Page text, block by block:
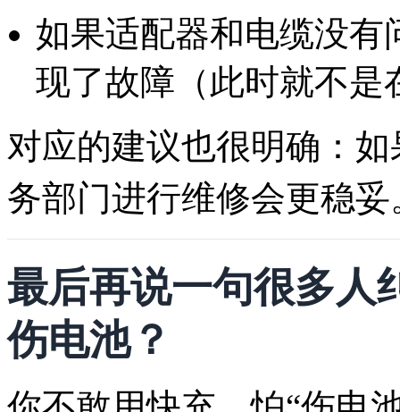
如果适配器和电缆没有
现了故障（此时就不是
对应的建议也很明确：
务部门进行维修会更稳妥
最后再说一句很多人
伤电池？